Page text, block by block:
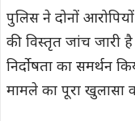
पुलिस ने दोनों
की विस्तृत जांच जारी
निर्दोषता का समर्थन
मामले का पूरा खुलासा